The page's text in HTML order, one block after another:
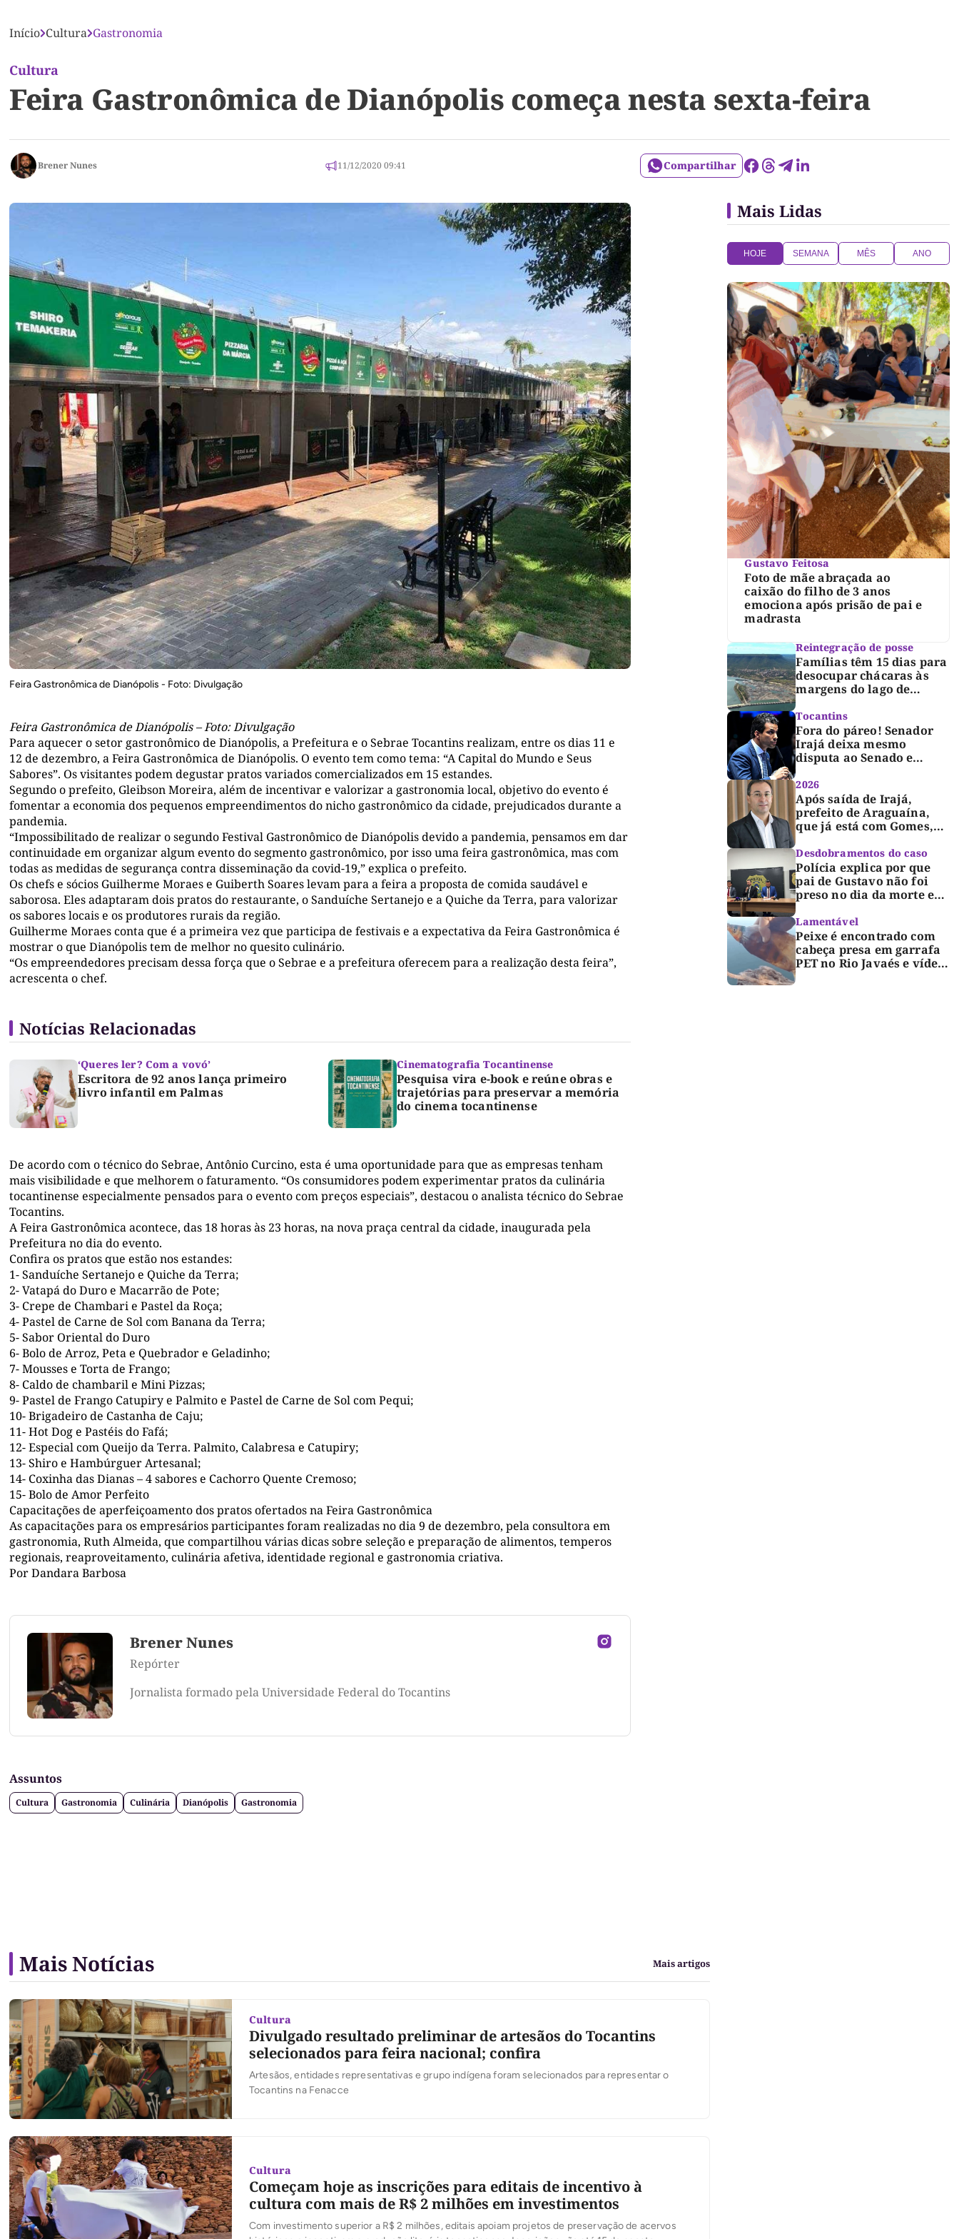
Início Cultura Gastronomia
Cultura
Feira Gastronômica de Dianópolis começa nesta sexta-feira
Brener Nunes 11/12/2020 09:41 Compartilhar
Feira Gastronômica de Dianópolis - Foto: Divulgação
Feira Gastronômica de Dianópolis – Foto: Divulgação
Para aquecer o setor gastronômico de Dianópolis, a Prefeitura e o Sebrae Tocantins realizam, entre os dias 11 e
12 de dezembro, a Feira Gastronômica de Dianópolis. O evento tem como tema: “A Capital do Mundo e Seus
Sabores”. Os visitantes podem degustar pratos variados comercializados em 15 estandes.
Segundo o prefeito, Gleibson Moreira, além de incentivar e valorizar a gastronomia local, objetivo do evento é
fomentar a economia dos pequenos empreendimentos do nicho gastronômico da cidade, prejudicados durante a
pandemia.
“Impossibilitado de realizar o segundo Festival Gastronômico de Dianópolis devido a pandemia, pensamos em dar
continuidade em organizar algum evento do segmento gastronômico, por isso uma feira gastronômica, mas com
todas as medidas de segurança contra disseminação da covid-19,” explica o prefeito.
Os chefs e sócios Guilherme Moraes e Guiberth Soares levam para a feira a proposta de comida saudável e
saborosa. Eles adaptaram dois pratos do restaurante, o Sanduíche Sertanejo e a Quiche da Terra, para valorizar
os sabores locais e os produtores rurais da região.
Guilherme Moraes conta que é a primeira vez que participa de festivais e a expectativa da Feira Gastronômica é
mostrar o que Dianópolis tem de melhor no quesito culinário.
“Os empreendedores precisam dessa força que o Sebrae e a prefeitura oferecem para a realização desta feira”,
acrescenta o chef.
Notícias Relacionadas
‘Queres ler? Com a vovó’
Escritora de 92 anos lança primeiro
livro infantil em Palmas
Cinematografia Tocantinense
Pesquisa vira e-book e reúne obras e
trajetórias para preservar a memória
do cinema tocantinense
De acordo com o técnico do Sebrae, Antônio Curcino, esta é uma oportunidade para que as empresas tenham
mais visibilidade e que melhorem o faturamento. “Os consumidores podem experimentar pratos da culinária
tocantinense especialmente pensados para o evento com preços especiais”, destacou o analista técnico do Sebrae
Tocantins.
A Feira Gastronômica acontece, das 18 horas às 23 horas, na nova praça central da cidade, inaugurada pela
Prefeitura no dia do evento.
Confira os pratos que estão nos estandes:
1- Sanduíche Sertanejo e Quiche da Terra;
2- Vatapá do Duro e Macarrão de Pote;
3- Crepe de Chambari e Pastel da Roça;
4- Pastel de Carne de Sol com Banana da Terra;
5- Sabor Oriental do Duro
6- Bolo de Arroz, Peta e Quebrador e Geladinho;
7- Mousses e Torta de Frango;
8- Caldo de chambaril e Mini Pizzas;
9- Pastel de Frango Catupiry e Palmito e Pastel de Carne de Sol com Pequi;
10- Brigadeiro de Castanha de Caju;
11- Hot Dog e Pastéis do Fafá;
12- Especial com Queijo da Terra. Palmito, Calabresa e Catupiry;
13- Shiro e Hambúrguer Artesanal;
14- Coxinha das Dianas – 4 sabores e Cachorro Quente Cremoso;
15- Bolo de Amor Perfeito
Capacitações de aperfeiçoamento dos pratos ofertados na Feira Gastronômica
As capacitações para os empresários participantes foram realizadas no dia 9 de dezembro, pela consultora em
gastronomia, Ruth Almeida, que compartilhou várias dicas sobre seleção e preparação de alimentos, temperos
regionais, reaproveitamento, culinária afetiva, identidade regional e gastronomia criativa.
Por Dandara Barbosa
Brener Nunes
Repórter
Jornalista formado pela Universidade Federal do Tocantins
Assuntos
Cultura Gastronomia Culinária Dianópolis Gastronomia
Mais Lidas
HOJE SEMANA MÊS ANO
Gustavo Feitosa
Foto de mãe abraçada ao
caixão do filho de 3 anos
emociona após prisão de pai e
madrasta
Reintegração de posse
Famílias têm 15 dias para
desocupar chácaras às
margens do lago de
Justiça
Tocantins
Fora do páreo! Senador
Irajá deixa mesmo
disputa ao Senado e
processo de cabeça
erguida, com gratidão e
respeito”
2026
Após saída de Irajá,
prefeito de Araguaína,
que já está com Gomes,
campanha de Dimas e
fará anúncio oficial
Desdobramentos do caso
Polícia explica por que
pai de Gustavo não foi
preso no dia da morte e
investigação
Lamentável
Peixe é encontrado com
cabeça presa em garrafa
PET no Rio Javaés e vídeo
Mais Notícias Mais artigos
Cultura
Divulgado resultado preliminar de artesãos do Tocantins
selecionados para feira nacional; confira
Artesãos, entidades representativas e grupo indígena foram selecionados para representar o
Tocantins na Fenacce
Cultura
Começam hoje as inscrições para editais de incentivo à
cultura com mais de R$ 2 milhões em investimentos
Com investimento superior a R$ 2 milhões, editais apoiam projetos de preservação de acervos